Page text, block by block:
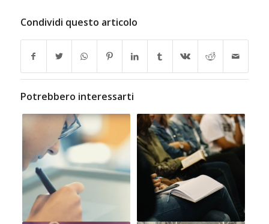
Condividi questo articolo
Potrebbero interessarti